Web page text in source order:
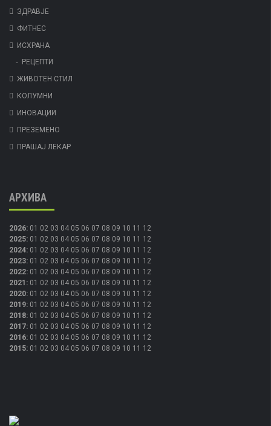
ЗДРАВЈЕ
ФИТНЕС
ИСХРАНА
РЕЦЕПТИ
ЖИВОТЕН СТИЛ
КОЛУМНИ
ИНОВАЦИИ
ПРЕЗЕМЕНО
ПРАШАЈ ЛЕКАР
АРХИВА
2026: 01 02 03 04 05 06 07 08 09 10 11 12
2025: 01 02 03 04 05 06 07 08 09 10 11 12
2024: 01 02 03 04 05 06 07 08 09 10 11 12
2023: 01 02 03 04 05 06 07 08 09 10 11 12
2022: 01 02 03 04 05 06 07 08 09 10 11 12
2021 : 01 02 03 04 05 06 07 08 09 10 11 12
2020: 01 02 03 04 05 06 07 08 09 10 11 12
2019: 01 02 03 04 05 06 07 08 09 10 11 12
2018: 01 02 03 04 05 06 07 08 09 10 11 12
2017: 01 02 03 04 05 06 07 08 09 10 11 12
2016: 01 02 03 04 05 06 07 08 09 10 11 12
2015: 01 02 03 04 05 06 07 08 09 10 11 12